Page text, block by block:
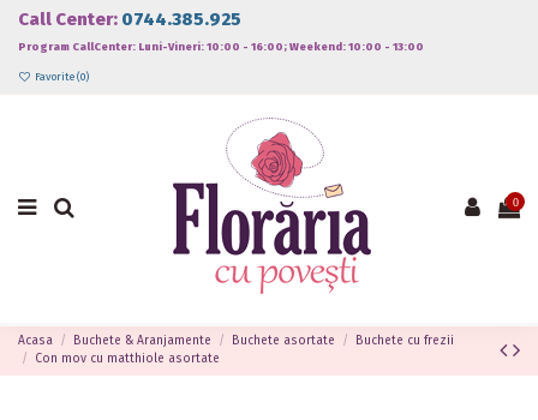
Call Center: 0744.385.925
Program CallCenter: Luni-Vineri: 10:00 - 16:00; Weekend: 10:00 - 13:00
Favorite (0)
0
Acasa Buchete & Aranjamente Buchete asortate
Buchete cu frezii
Con mov cu matthiole asortate